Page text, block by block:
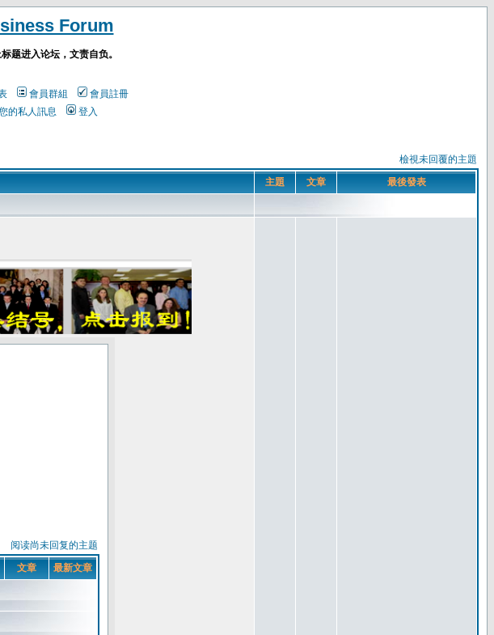
Forum
题进入论坛，文责自负。
會員群組
會員註冊
的私人訊息 登入
檢視未回覆的主題
主題 文章
最後發表